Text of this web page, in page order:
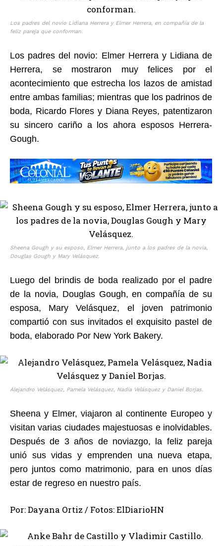
Los padres del novio Lidiana Herrera y Elmer Herrera, en compañía de la
feliz pareja que conforman.
Los padres del novio: Elmer Herrera y Lidiana de
Herrera, se mostraron muy felices por el
acontecimiento que estrecha los lazos de amistad
entre ambas familias; mientras que los padrinos de
boda, Ricardo Flores y Diana Reyes, patentizaron
su sincero cariño a los ahora esposos Herrera-
Gough.
Sheena Gough y su esposo, Elmer Herrera, junto a los padres de la novia,
Douglas Gough y Mary Velásquez.
Luego del brindis de boda realizado por el padre
de la novia, Douglas Gough, en compañía de su
esposa, Mary Velásquez, el joven patrimonio
compartió con sus invitados el exquisito pastel de
boda, elaborado Por New York Bakery.
Alejandro Velásquez, Pamela Velásquez, Nadia Velásquez y Daniel Borjas.
Sheena y Elmer, viajaron al continente Europeo y
visitan varias ciudades majestuosas e inolvidables.
Después de 3 años de noviazgo, la feliz pareja
unió sus vidas y emprenden una nueva etapa,
pero juntos como matrimonio, para en unos días
estar de regreso en nuestro país.
Por: Dayana Ortiz / Fotos: ElDiarioHN